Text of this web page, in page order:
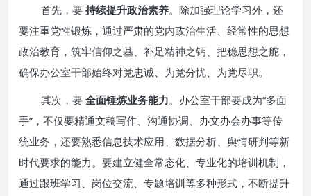
首先，要 持续提升政治素养。除加强理论学习外，还
要注重党性锻炼，通过严肃的党内政治生活、经常性的思想
政治教育，筑牢信仰之基、补足精神之钙、把稳思想之舵，
确保办公室干部始终对党忠诚、为党分忧、为党尽职。
其次，要 全面锤炼业务能力。办公室干部要成为“多面
手”，不仅要精通文稿写作、沟通协调、办文办会办事等传
统业务，还要熟悉信息技术应用、数据分析、舆情研判等新
时代要求的能力。要建立健全常态化、专业化的培训机制，
通过跟班学习、岗位交流、专题培训等多种形式，不断提升